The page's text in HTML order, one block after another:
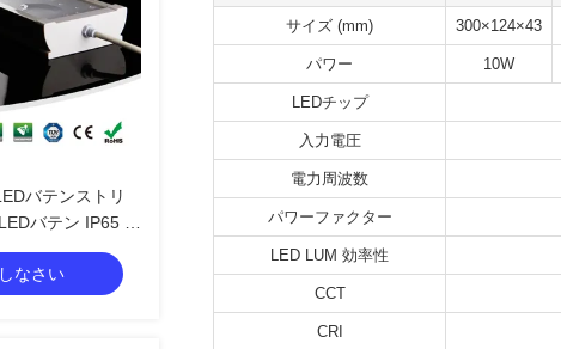
バテンストリ
バテン IP65 工
なさい
サイズ (mm) 300×124×43
パワー 10W
LEDチップ
入力電圧
電力周波数
パワーファクター
LED LUM 効率性
CCT
CRI